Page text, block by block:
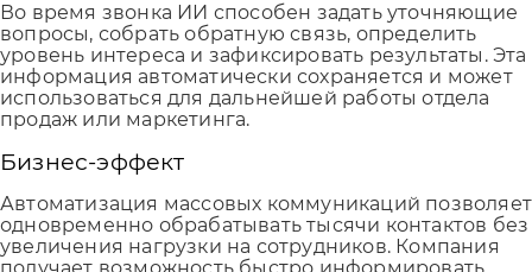
Во время звонка ИИ способен задать уточняющие
вопросы, собрать обратную связь, определить
уровень интереса и зафиксировать результаты. Эта
информация автоматически сохраняется и может
использоваться для дальнейшей работы отдела
продаж или маркетинга.
Бизнес-эффект
Автоматизация массовых коммуникаций позволяет
одновременно обрабатывать тысячи контактов без
увеличения нагрузки на сотрудников. Компания